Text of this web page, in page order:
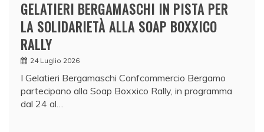
GELATIERI BERGAMASCHI IN PISTA PER
LA SOLIDARIETÀ ALLA SOAP BOXXICO
RALLY
24 Luglio 2026
I Gelatieri Bergamaschi Confcommercio Bergamo
partecipano alla Soap Boxxico Rally, in programma
dal 24 al…